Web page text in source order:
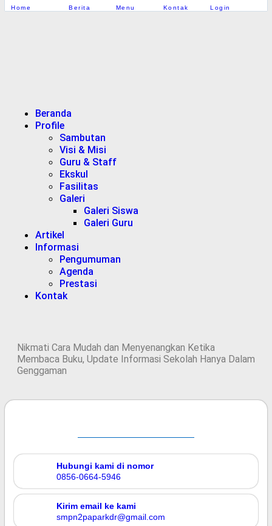
Home Berita Menu Kontak Login
Beranda
Profile
Sambutan
Visi & Misi
Guru & Staff
Ekskul
Fasilitas
Galeri
Galeri Siswa
Galeri Guru
Artikel
Informasi
Pengumuman
Agenda
Prestasi
Kontak
Nikmati Cara Mudah dan Menyenangkan Ketika
Membaca Buku, Update Informasi Sekolah Hanya Dalam
Genggaman
Hubungi kami di nomor
0856-0664-5946
Kirim email ke kami
smpn2paparkdr@gmail.com